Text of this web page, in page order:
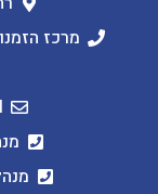
מרכז
מנהל